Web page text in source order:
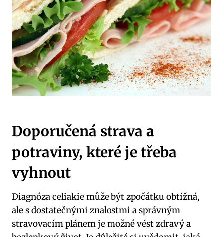
Doporučená strava a‍
potraviny, které je třeba
vyhnout
Diagnóza celiakie může být zpočátku obtížná,
ale ‌s dostatečnými znalostmi⁢ a správným
stravovacím plánem je možné vést zdravý a